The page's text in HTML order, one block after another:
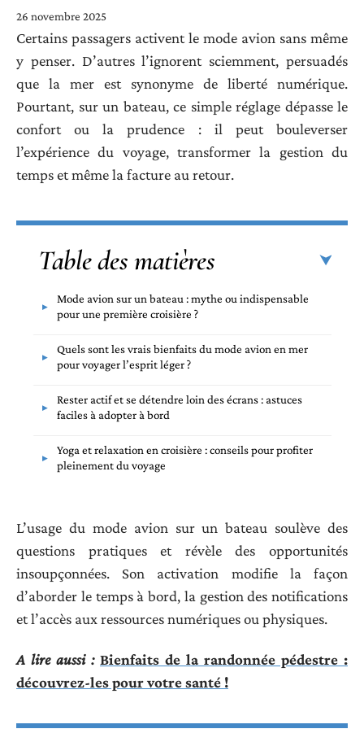
26 novembre 2025
Certains passagers activent le mode avion sans même
y penser. D’autres l’ignorent sciemment, persuadés
que la mer est synonyme de liberté numérique.
Pourtant, sur un bateau, ce simple réglage dépasse le
confort ou la prudence : il peut bouleverser
l’expérience du voyage, transformer la gestion du
temps et même la facture au retour.
Table des matières
Mode avion sur un bateau : mythe ou indispensable
pour une première croisière ?
Quels sont les vrais bienfaits du mode avion en mer
pour voyager l’esprit léger ?
Rester actif et se détendre loin des écrans : astuces
faciles à adopter à bord
Yoga et relaxation en croisière : conseils pour profiter
pleinement du voyage
L’usage du mode avion sur un bateau soulève des
questions pratiques et révèle des opportunités
insoupçonnées. Son activation modifie la façon
d’aborder le temps à bord, la gestion des notifications
et l’accès aux ressources numériques ou physiques.
A lire aussi : Bienfaits de la randonnée pédestre :
découvrez-les pour votre santé !